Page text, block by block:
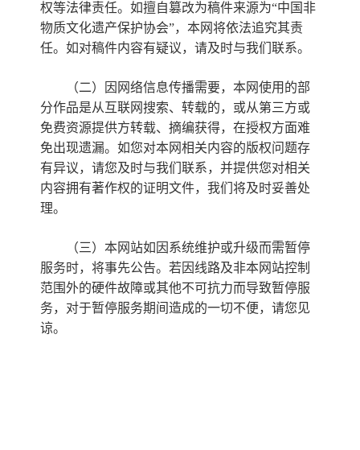
权等法律责任。如擅自篡改为稿件来源为“中国非
物质文化遗产保护协会”，本网将依法追究其责
任。如对稿件内容有疑议，请及时与我们联系。
（二）因网络信息传播需要，本网使用的部
分作品是从互联网搜索、转载的，或从第三方或
免费资源提供方转载、摘编获得，在授权方面难
免出现遗漏。如您对本网相关内容的版权问题存
有异议，请您及时与我们联系，并提供您对相关
内容拥有著作权的证明文件，我们将及时妥善处
理。
（三）本网站如因系统维护或升级而需暂停
服务时，将事先公告。若因线路及非本网站控制
范围外的硬件故障或其他不可抗力而导致暂停服
务，对于暂停服务期间造成的一切不便，请您见
谅。